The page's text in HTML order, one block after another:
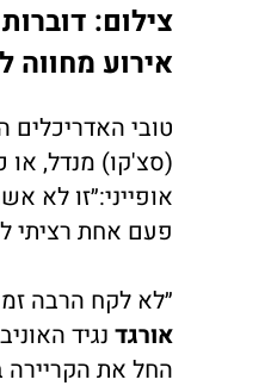
צילום:
אירוע
טובי
(סצ'קו) מנדל, או
אופייני:״זו לא
פעם אחת רציתי
״לא לקח הרבה
אורגד